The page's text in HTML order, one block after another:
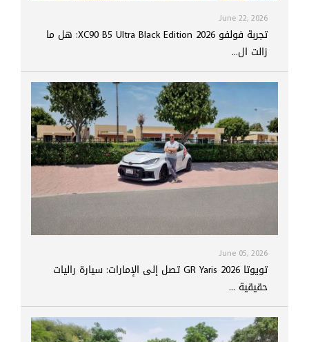
June 22, 2026
تجربة فولفو XC90 B5 Ultra Black Edition 2026: هل ما
زالت ال...
June 05, 2026
تويوتا GR Yaris 2026 تصل إلى الإمارات: سيارة راليات
حقيقية ...